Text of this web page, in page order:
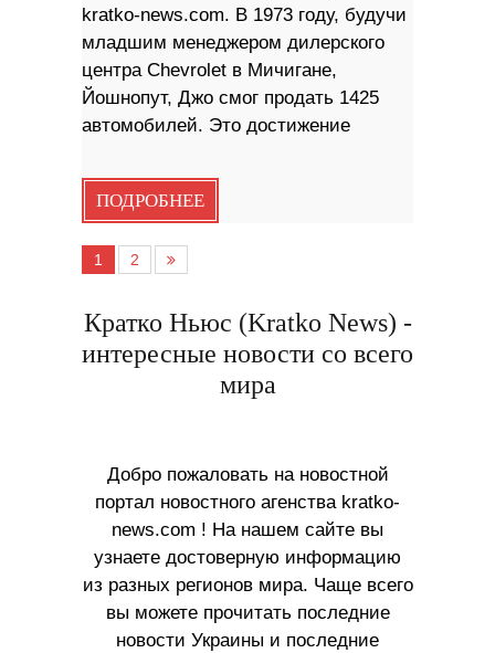
kratko-news.com. В 1973 году, будучи
младшим менеджером дилерского
центра Chevrolet в Мичигане,
Йошнопут, Джо смог продать 1425
автомобилей. Это достижение
ПОДРОБНЕЕ
1 2
Кратко Ньюс (Kratko News) -
интересные новости со всего
мира
Добро пожаловать на новостной
портал новостного агенства kratko-
news.com ! На нашем сайте вы
узнаете достоверную информацию
из разных регионов мира. Чаще всего
вы можете прочитать последние
новости Украины и последние